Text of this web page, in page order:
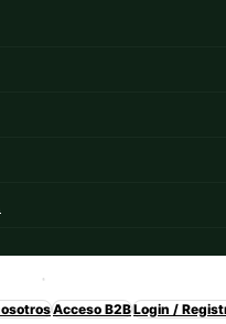
Acceso B2BLogin /